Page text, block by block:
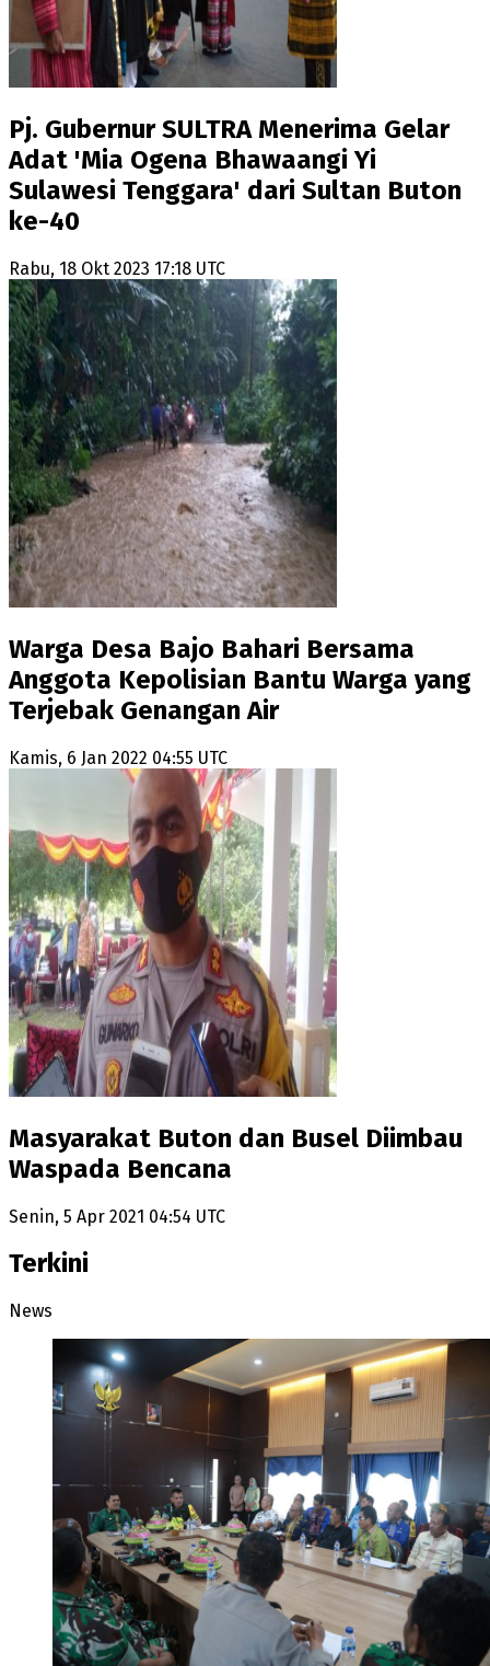
Pj. Gubernur SULTRA Menerima Gelar
Adat 'Mia Ogena Bhawaangi Yi
Sulawesi Tenggara' dari Sultan Buton
ke-40
Rabu, 18 Okt 2023 17:18 UTC
Warga Desa Bajo Bahari Bersama
Anggota Kepolisian Bantu Warga yang
Terjebak Genangan Air
Kamis, 6 Jan 2022 04:55 UTC
Masyarakat Buton dan Busel Diimbau
Waspada Bencana
Senin, 5 Apr 2021 04:54 UTC
Terkini
News